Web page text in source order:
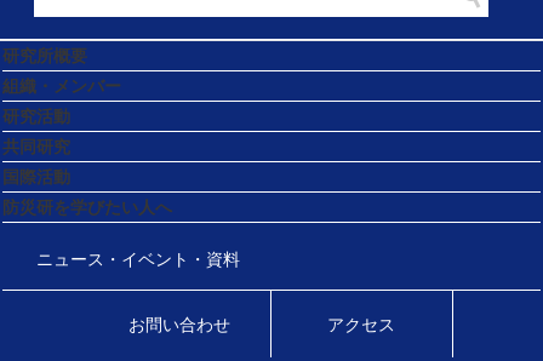
研究所概要
組織・メンバー
研究活動
共同研究
国際活動
防災研を学びたい人へ
ニュース・イベント・資料
お問い合わせ アクセス